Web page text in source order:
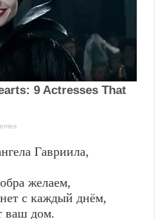
Гавриила,
желаем,
с каждый днём,
ваш дом.